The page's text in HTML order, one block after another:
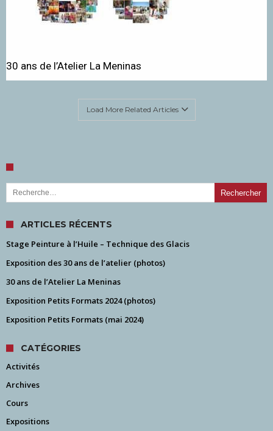
30 ans de l’Atelier La Meninas
Load More Related Articles
Rechercher :
ARTICLES RÉCENTS
Stage Peinture à l’Huile – Technique des Glacis
Exposition des 30 ans de l’atelier (photos)
30 ans de l’Atelier La Meninas
Exposition Petits Formats 2024 (photos)
Exposition Petits Formats (mai 2024)
CATÉGORIES
Activités
Archives
Cours
Expositions